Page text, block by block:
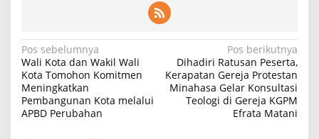
N
a
v
i
Pos sebelumnya
Wali Kota dan Wakil Wali
Kota Tomohon Komitmen
Meningkatkan
Pembangunan Kota melalui
APBD Perubahan
Pos berikutnya
Dihadiri Ratusan Peserta,
Kerapatan Gereja Protestan
Minahasa Gelar Konsultasi
Teologi di Gereja KGPM
Efrata Matani